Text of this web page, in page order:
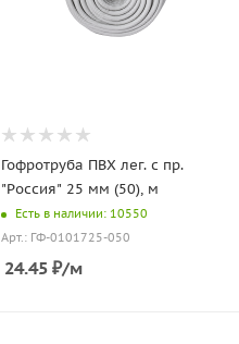
Гофротруба ПВХ лег. с пр.
"Россия" 25 мм (50), м
Есть в наличии: 10550
Арт.: ГФ-0101725-050
24.45 ₽/м